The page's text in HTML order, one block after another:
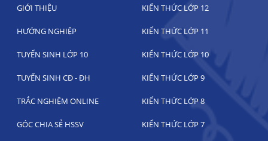
GIỚI THIỆU KIẾN THỨC LỚP 12
HƯỚNG NGHIỆP KIẾN THỨC LỚP 11
TUYỂN SINH LỚP 10 KIẾN THỨC LỚP 10
TUYỂN SINH CĐ - ĐH KIẾN THỨC LỚP 9
TRẮC NGHIỆM ONLINE KIẾN THỨC LỚP 8
GÓC CHIA SẺ HSSV KIẾN THỨC LỚP 7